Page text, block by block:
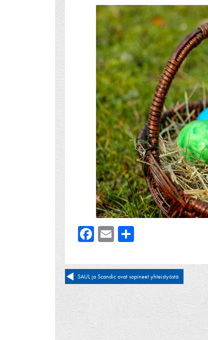
Facebook
Email
Artikkelien
selaus
SAUL ja Scandic ovat sopineet yhteistyöstä